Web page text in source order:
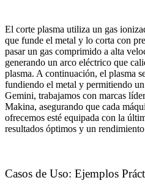
El corte plasma utiliza un gas
que funde el metal y lo corta con
pasar un gas comprimido a alta
generando un arco eléctrico que
plasma. A continuación, el plasma
fundiendo el metal y permitiendo
Gemini, trabajamos con marcas
Makina, asegurando que cada
ofrecemos esté equipada con la
resultados óptimos y un
Casos de Uso: Ejemplos